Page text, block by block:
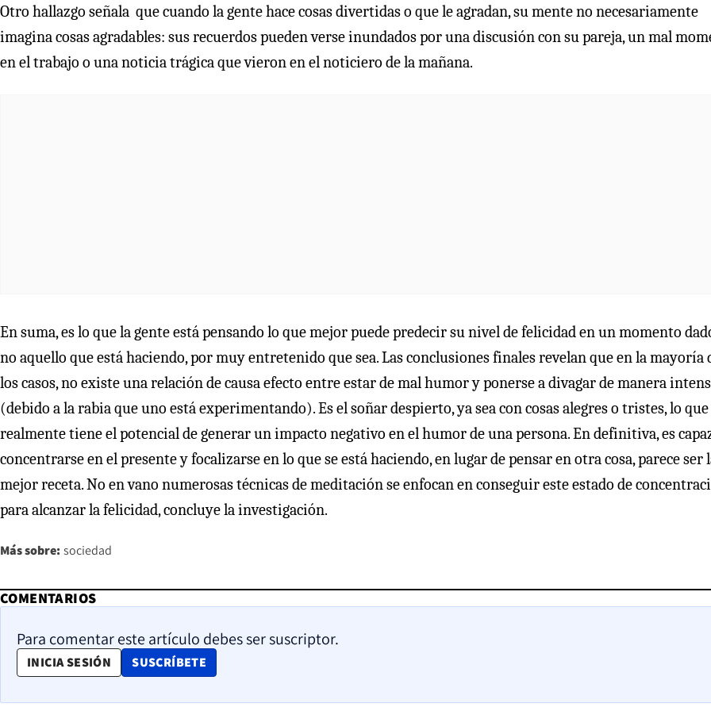
Otro hallazgo señala que cuando la gente hace cosas divertidas o que le agradan, su mente no necesariamente
imagina cosas agradables: sus recuerdos pueden verse inundados por una discusión con su pareja, un mal
en el trabajo o una noticia trágica que vieron en el noticiero de la mañana.
En suma, es lo que la gente está pensando lo que mejor puede predecir su nivel de felicidad en un momento
no aquello que está haciendo, por muy entretenido que sea. Las conclusiones finales revelan que en la mayoría
los casos, no existe una relación de causa efecto entre estar de mal humor y ponerse a divagar de manera
(debido a la rabia que uno está experimentando). Es el soñar despierto, ya sea con cosas alegres o tristes, lo que
realmente tiene el potencial de generar un impacto negativo en el humor de una persona. En definitiva, es
concentrarse en el presente y focalizarse en lo que se está haciendo, en lugar de pensar en otra cosa, parece ser
mejor receta. No en vano numerosas técnicas de meditación se enfocan en conseguir este estado de
para alcanzar la felicidad, concluye la investigación.
Más sobre: sociedad
COMENTARIOS
Para comentar este artículo debes ser suscriptor.
INICIA SESIÓN SUSCRÍBETE
OPENS IN NEW WINDOW